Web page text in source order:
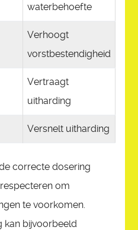
waterbehoefte
Verhoogt
vorstbestendigheid
Vertraagt
uitharding
Versnelt uitharding
correcte dosering
om
te voorkomen.
kan bijvoorbeeld